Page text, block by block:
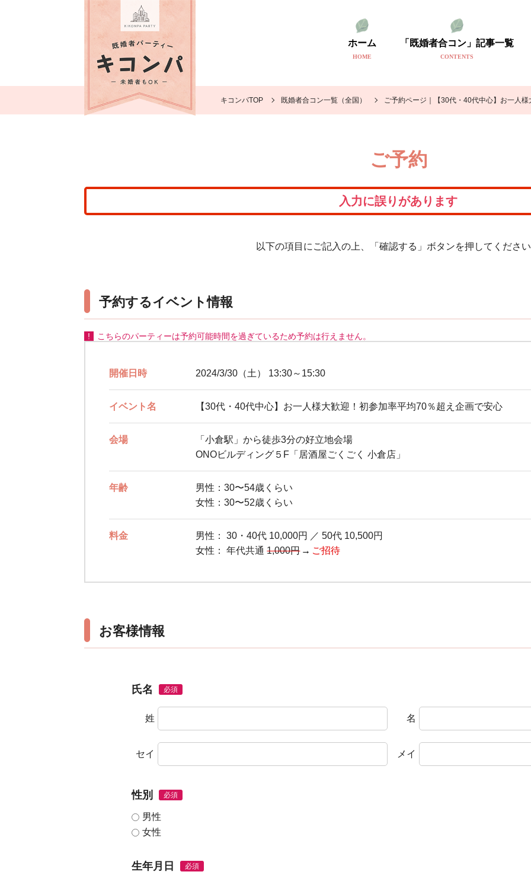
ホーム
HOME
「既婚者合コン」記事一覧
CONTENTS
キコンパTOP 既婚者合コン一覧（全国） ご予約ページ｜【30代・40代中心】お一人
ご予約
入力に誤りがあります
以下の項目にご記入の上、「確認する」ボタンを押してくださ
予約するイベント情報
こちらのパーティーは予約可能時間を過ぎているため予約は行えません。
開催日時 2024/3/30（土） 13:30～15:30
イベント名 【30代・40代中心】お一人様大歓迎！初参加率平均70％超え企画で安心
会場
「小倉駅」から徒歩3分の好立地会場
ONOビルディング５F「居酒屋ごくごく 小倉店」
年齢
男性：30〜54歳くらい
女性：30〜52歳くらい
料金 男性： 30・40代 10,000円 ／ 50代 10,500円
女性：
年代共通1,000円 ご招待
お客様情報
氏名 必須
姓 名
セイ メイ
性別 必須
男性
女性
生年月日 必須